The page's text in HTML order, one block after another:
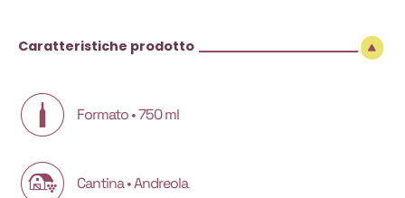
Caratteristiche prodotto
Formato • 750 ml
Cantina • Andreola